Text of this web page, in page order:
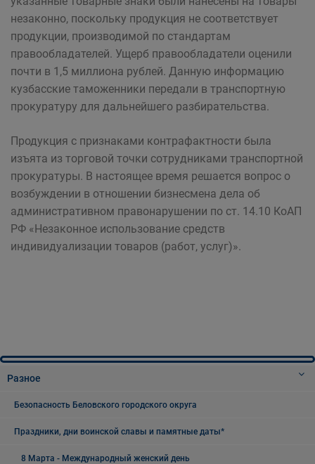
незаконно, поскольку продукция не соответствует
продукции, производимой по стандартам
правообладателей. Ущерб правообладатели оценили
почти в 1,5 миллиона рублей. Данную информацию
кузбасские таможенники передали в транспортную
прокуратуру для дальнейшего разбирательства.
Продукция с признаками контрафактности была
изъята из торговой точки сотрудниками транспортной
прокуратуры. В настоящее время решается вопрос о
возбуждении в отношении бизнесмена дела об
административном правонарушении по ст. 14.10 КоАП
РФ «Незаконное использование средств
индивидуализации товаров (работ, услуг)».
Разное
Безопасность Беловского городского округа
Праздники, дни воинской славы и памятные даты*
8 Марта - Международный женский день